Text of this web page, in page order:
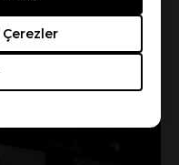
Çerezler